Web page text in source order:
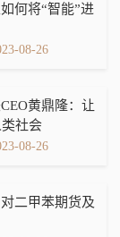
何将“智能”进
08-26
黄鼎隆：让
社会
08-26
二甲苯期货及